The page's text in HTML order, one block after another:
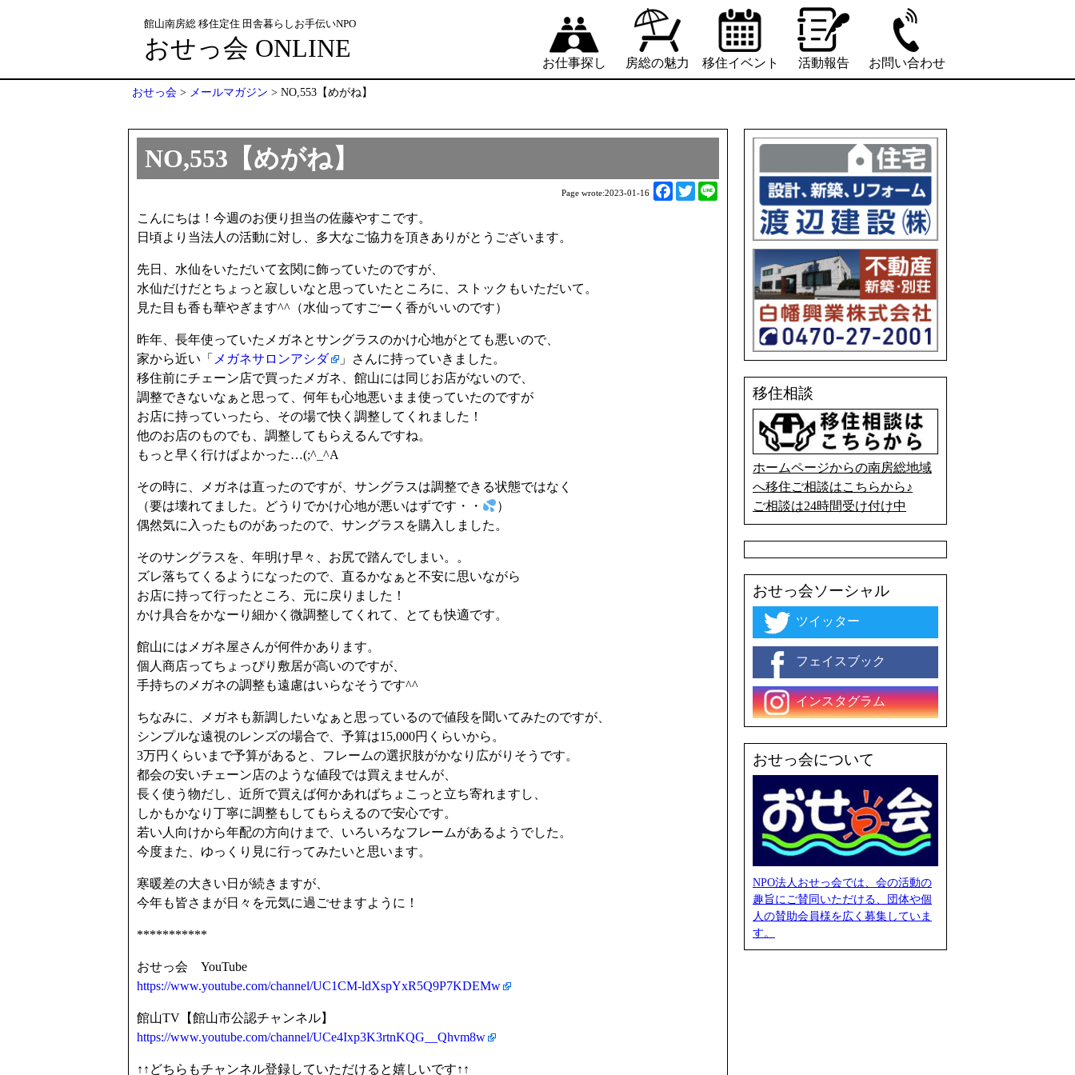
館山南房総 移住定住 田舎暮らしお手伝いNPO
おせっ会 ONLINE
お仕事探し 房総の魅力 移住イベント 活動報告 お問い合わせ
おせっ会 > メールマガジン > NO,553【めがね】
NO,553【めがね】
Page wrote:2023-01-16
F
T
こんにちは！今週のお便り担当の佐藤やすこです。
日頃より当法人の活動に対し、多大なご協力を頂きありがとうございます。
先日、水仙をいただいて玄関に飾っていたのですが、
水仙だけだとちょっと寂しいなと思っていたところに、ストックもいただいて。
見た目も香も華やぎます^^（水仙ってすごーく香がいいのです）
昨年、長年使っていたメガネとサングラスのかけ心地がとても悪いので、
家から近い「 メガネサロンアシダ
」さんに持っていきました。
移住前にチェーン店で買ったメガネ、館山には同じお店がないので、
調整できないなぁと思って、何年も心地悪いまま使っていたのですが
お店に持っていったら、その場で快く調整してくれました！
他のお店のものでも、調整してもらえるんですね。
もっと早く行けばよかった…(;^_^A
その時に、メガネは直ったのですが、サングラスは調整できる状態ではなく
（要は壊れてました。どうりでかけ心地が悪いはずです・・
）
偶然気に入ったものがあったので、サングラスを購入しました。
そのサングラスを、年明け早々、お尻で踏んでしまい。。
ズレ落ちてくるようになったので、直るかなぁと不安に思いながら
お店に持って行ったところ、元に戻りました！
かけ具合をかなーり細かく微調整してくれて、とても快適です。
館山にはメガネ屋さんが何件かあります。
個人商店ってちょっぴり敷居が高いのですが、
手持ちのメガネの調整も遠慮はいらなそうです^^
ちなみに、メガネも新調したいなぁと思っているので値段を聞いてみたのですが、
シンプルな遠視のレンズの場合で、予算は15,000円くらいから。
3万円くらいまで予算があると、フレームの選択肢がかなり広がりそうです。
都会の安いチェーン店のような値段では買えませんが、
長く使う物だし、近所で買えば何かあればちょこっと立ち寄れますし、
しかもかなり丁寧に調整もしてもらえるので安心です。
若い人向けから年配の方向けまで、いろいろなフレームがあるようでした。
今度また、ゆっくり見に行ってみたいと思います。
寒暖差の大きい日が続きますが、
今年も皆さまが日々を元気に過ごせますように！
***********
おせっ会 YouTube
https://www.youtube.com/channel/UC1CM-ldXspYxR5Q9P7KDEMw
館山TV【館山市公認チャンネル】
https://www.youtube.com/channel/UCe4Ixp3K3rtnKQG__Qhvm8w
↑↑どちらもチャンネル登録していただけると嬉しいです↑↑
移住相談
ホームページからの南房総地域
へ移住ご相談はこちらから♪
ご相談は24時間受け付け中
おせっ会ソーシャル
ツイッター
フェイスブック
インスタグラム
おせっ会について
NPO法人おせっ会では、会の活動の
趣旨にご賛同いただける、団体や個
人の賛助会員様を広く募集していま
す。